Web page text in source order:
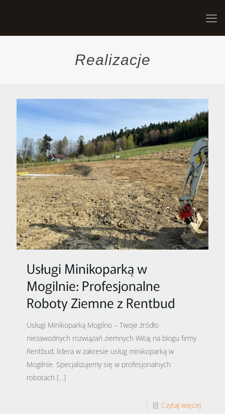
Realizacje
Usługi Minikoparką w
Mogilnie: Profesjonalne
Roboty Ziemne z Rentbud
Usługi Minikoparką Mogilno – Twoje źródło
niezawodnych rozwiązań ziemnych Witaj na blogu firmy
Rentbud, lidera w zakresie usług minikoparką w
Mogilnie. Specjalizujemy się w profesjonalnych
robotach […]
Czytaj więcej